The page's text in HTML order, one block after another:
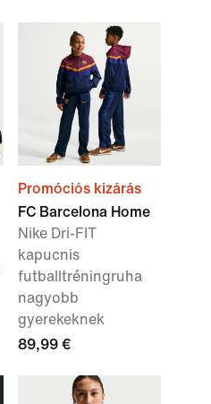
Promóciós kizárás
FC Barcelona Home
Nike Dri-FIT
kapucnis
futballtréningruha
nagyobb
gyerekeknek
89,99 €